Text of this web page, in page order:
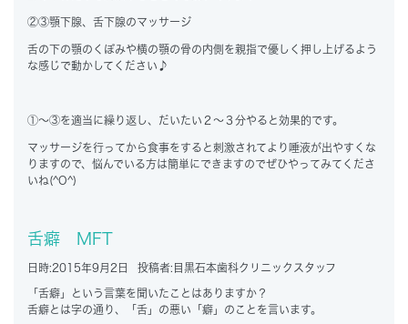
②③顎下腺、舌下腺のマッサージ
舌の下の顎のくぼみや横の顎の骨の内側を親指で優しく押し上げるよう
な感じで動かしてください♪
①～③を適当に繰り返し、だいたい２～３分やると効果的です。
マッサージを行ってから食事をすると刺激されてより唾液が出やすくな
りますので、悩んでいる方は簡単にできますのでぜひやってみてくださ
いね(^O^)
舌癖 MFT
日時:2015年9月2日 投稿者: 目黒石本歯科クリニックスタッフ
「舌癖」という言葉を聞いたことはありますか？
舌癖とは字の通り、「舌」の悪い「癖」のことを言います。